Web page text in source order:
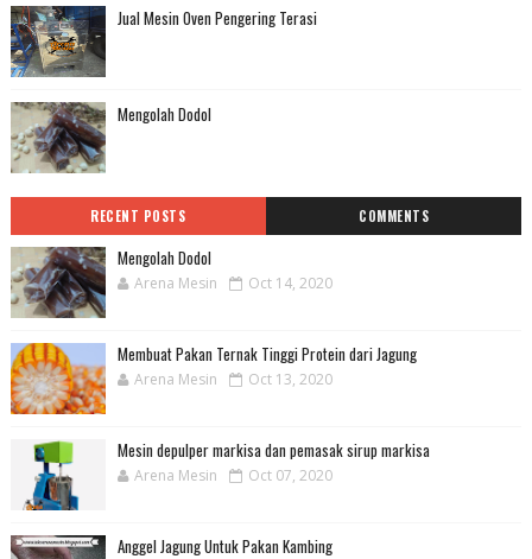
Jual Mesin Oven Pengering Terasi
Mengolah Dodol
RECENT POSTS COMMENTS
Mengolah Dodol
Arena Mesin Oct 14, 2020
Membuat Pakan Ternak Tinggi Protein dari Jagung
Arena Mesin Oct 13, 2020
Mesin depulper markisa dan pemasak sirup markisa
Arena Mesin Oct 07, 2020
Anggel Jagung Untuk Pakan Kambing